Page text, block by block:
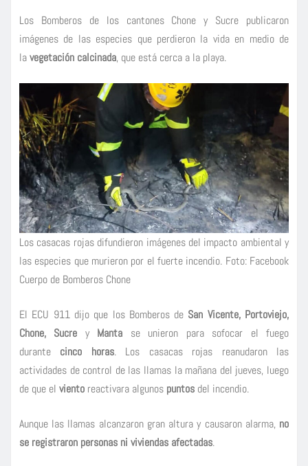
Los Bomberos de los cantones Chone y Sucre publicaron
imágenes de las especies que perdieron la vida en medio de
lavegetación calcinada, que está cerca a la playa.
Los casacas rojas difundieron imágenes del impacto ambiental y
las especies que murieron por el fuerte incendio. Foto: Facebook
Cuerpo de Bomberos Chone
El ECU 911 dijo que los Bomberos de San Vicente, Portoviejo,
Chone, Sucre y Manta se unieron para sofocar el fuego
durante cinco horas. Los casacas rojas reanudaron las
actividades de control de las llamas la mañana del jueves, luego
de que el viento reactivara algunos puntos del incendio.
Aunque las llamas alcanzaron gran altura y causaron alarma, no
se registraron personas ni viviendas afectadas.